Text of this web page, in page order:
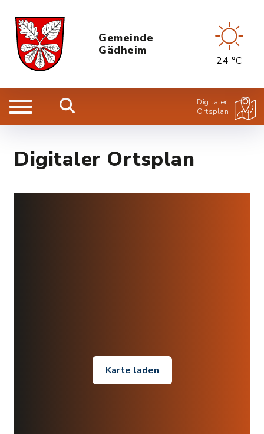
Gemeinde
Gädheim
24 °C
Digitaler
Ortsplan
Digitaler Ortsplan
Karte laden